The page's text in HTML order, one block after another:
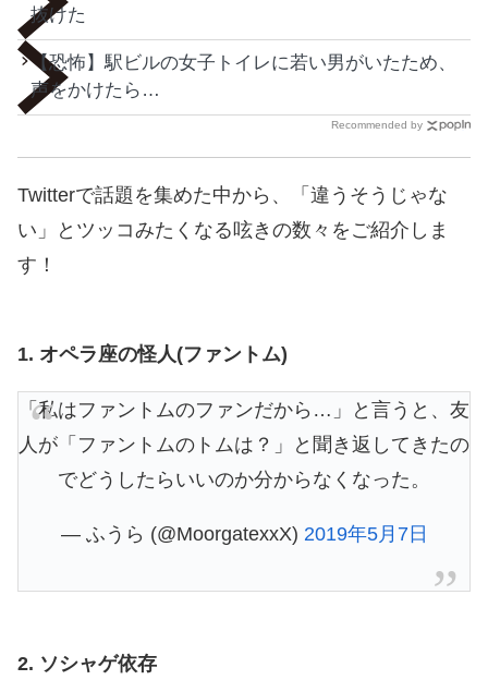
抜けた
【恐怖】駅ビルの女子トイレに若い男がいたため、
声をかけたら…
Recommended by
Twitterで話題を集めた中から、「違うそうじゃな
い」とツッコみたくなる呟きの数々をご紹介しま
す！
1. オペラ座の怪人(ファントム)
「私はファントムのファンだから…」と言うと、友
人が「ファントムのトムは？」と聞き返してきたの
でどうしたらいいのか分からなくなった。
— ふうら (@MoorgatexxX) 2019年5月7日
2. ソシャゲ依存